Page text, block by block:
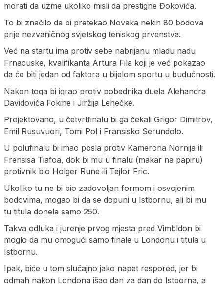
morati da uzme ukoliko misli da prestigne Đokovića.
To bi značilo da bi pretekao Novaka nekih 80 bodova
prije nezvaničnog svjetskog teniskog prvenstva.
Već na startu ima protiv sebe nabrijanu mladu nadu
Frnacuske, kvalifikanta Artura Fila koji je već pokazao
da će biti jedan od faktora u bijelom sportu u budućnosti.
Nakon toga bi igrao protiv pobednika duela Alehandra
Davidoviča Fokine i Jiržija Lehečke.
Projektovano, u četvrtfinalu bi ga čekali Grigor Dimitrov,
Emil Rusuvuori, Tomi Pol i Fransisko Serundolo.
U polufinalu bi imao posla protiv Kamerona Nornija ili
Frensisa Tiafoa, dok bi mu u finalu (makar na papiru)
protivnik bio Holger Rune ili Tejlor Fric.
Ukoliko tu ne bi bio zadovoljan formom i osvojenim
bodovima, mogao bi da se dopuni u Istbornu, ali bi mu
tu titula donela samo 250.
Takva odluka i jurenje prvog mjesta pred Vimbldon bi
moglo da mu omogući samo finale u Londonu i titula u
Istbornu.
Ipak, biće u tom slučajno jako napet respored, jer bi
odmah nakon Londona išao dan za dan do Istborna, a